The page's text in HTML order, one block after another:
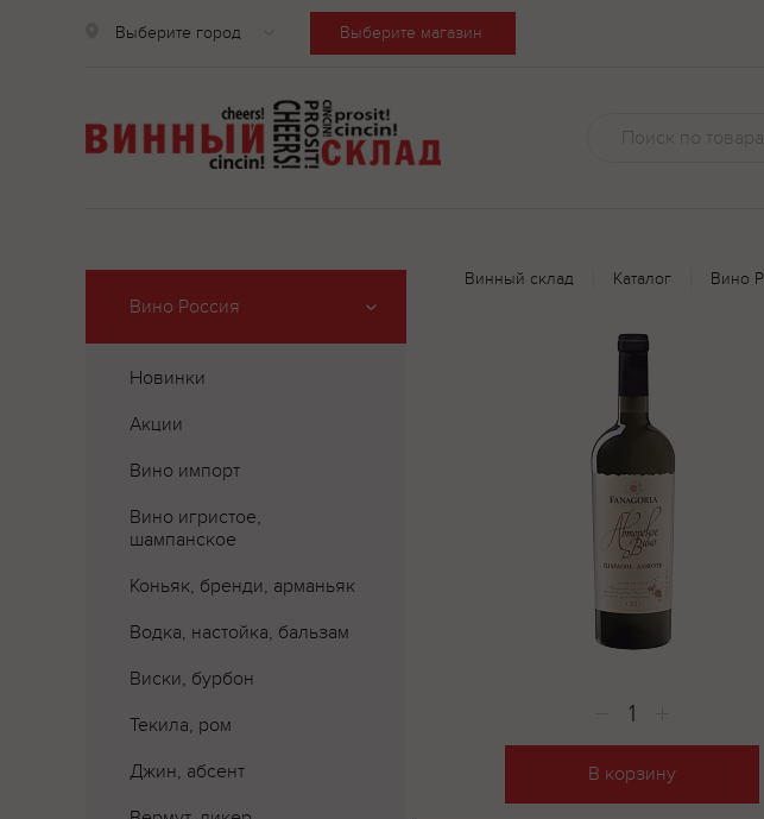
Выберите город Выберите магазин
Вино Россия
Новинки
Акции
Вино импорт
Вино игристое,
шампанское
Коньяк, бренди, арманьяк
Водка, настойка, бальзам
Виски, бурбон
Текила, ром
Джин, абсент
Винный склад Каталог Вино
В корзину